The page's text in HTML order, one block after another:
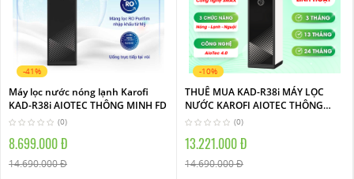
-41%
Máy lọc nước nóng lạnh Karofi
KAD-R38i AIOTEC THÔNG MINH FD
(0)
8.699.000 Đ
14.690.000 Đ
-10%
THUÊ MUA KAD-R38i MÁY LỌC
NƯỚC KAROFI AIOTEC THÔNG
MINH NÓNG LẠNH BLOCK
(0)
13.221.000 Đ
14.690.000 Đ